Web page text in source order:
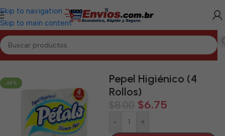
Skip to navigation
Skip to main content
/CIEGO DE ÁVILA/Aseo y Cuidado Personal Ciego de Ávila
-16%
Pepel Higiénico (4
Rollos)
$8.00 $6.75
- +